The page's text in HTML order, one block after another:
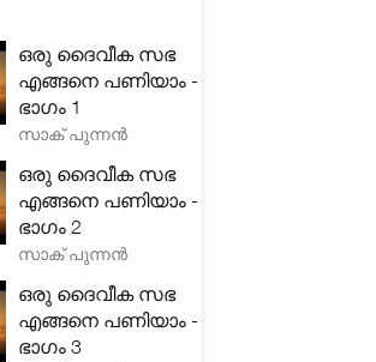
ഒരു ദൈവീക സഭ
എങ്ങനെ പണിയാം -
ഭാഗം 1
സാക് പുന്നൻ
ഒരു ദൈവീക സഭ
എങ്ങനെ പണിയാം -
ഭാഗം 2
സാക് പുന്നൻ
ഒരു ദൈവീക സഭ
എങ്ങനെ പണിയാം -
ഭാഗം 3